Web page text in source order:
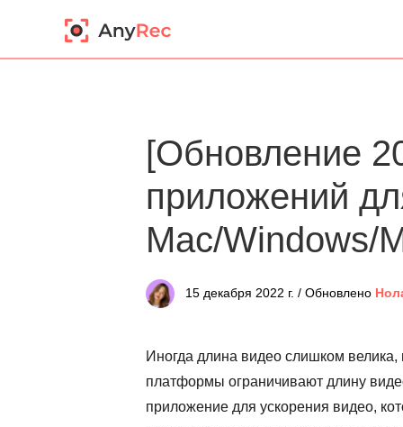
[Обновление
приложений
Mac/Windows/
15 декабря 2022 г. / Обновлено
Иногда длина видео слишком
платформы ограничивают длину
приложение для ускорения видео,